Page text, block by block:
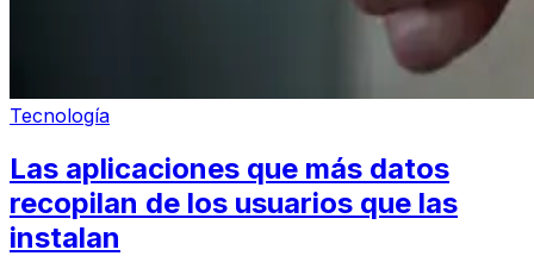
Tecnología
Las aplicaciones que más datos
recopilan de los usuarios que las
instalan